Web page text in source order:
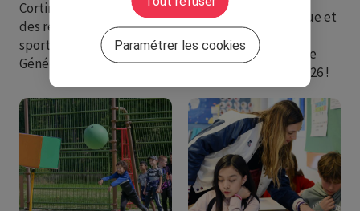
Cortina 2026, découvrez
des ressources autour des
sports d'hiver sur
Génération 2024 !
La Semaine Olympique et
Paralympique est de
retour : déposez votre
projet pour la SOP 2026 !
Image Image
Paramétrer les cookies